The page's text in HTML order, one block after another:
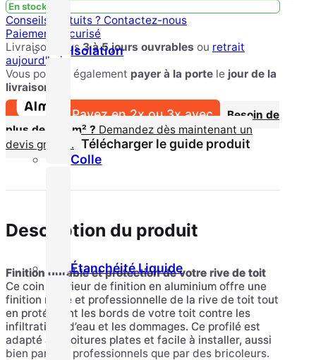
Isolation
Colle
Étanchéité Liquide
En stock
Conseils gratuits ? Contactez-nous
Paiement sécurisé
Livraison sous3 à 5 jours ouvrables ou retrait
aujourd'hui
Vous pouvez également payer à la porte le jour de la
livraison.
Payez en 2x ou 3x avec
Besoin de
plus de 100 m² ? Demandez dès maintenant un
devis gratuit. Télécharger le guide produit
Description du produit
Finition durable et protection de votre rive de toit
Ce coin intérieur de finition en aluminium offre une
finition nette et professionnelle de la rive de toit tout
en protégeant les bords de votre toit contre les
infiltrations d’eau et les dommages. Ce profilé est
adapté aux toitures plates et facile à installer, aussi
bien par des professionnels que par des bricoleurs.